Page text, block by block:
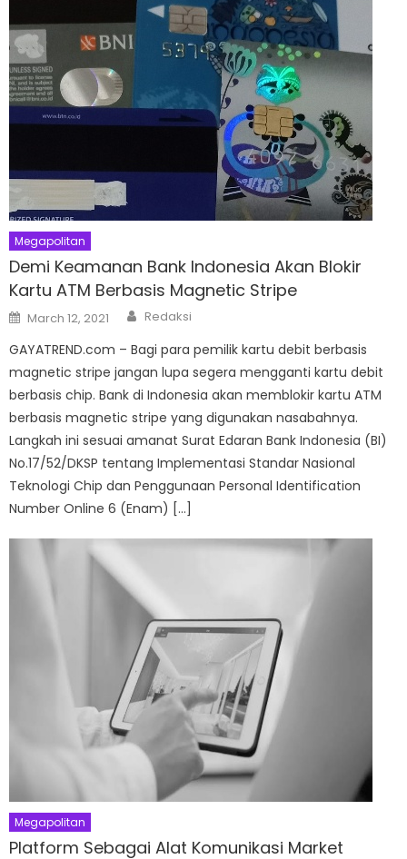
Megapolitan
Demi Keamanan Bank Indonesia Akan Blokir
Kartu ATM Berbasis Magnetic Stripe
Posted
on
March 12, 2021 Author
Redaksi
GAYATREND.com – Bagi para pemilik kartu debit berbasis
magnetic stripe jangan lupa segera mengganti kartu debit
berbasis chip. Bank di Indonesia akan memblokir kartu ATM
berbasis magnetic stripe yang digunakan nasabahnya.
Langkah ini sesuai amanat Surat Edaran Bank Indonesia (BI)
No.17/52/DKSP tentang Implementasi Standar Nasional
Teknologi Chip dan Penggunaan Personal Identification
Number Online 6 (Enam) […]
Megapolitan
Platform Sebagai Alat Komunikasi Market